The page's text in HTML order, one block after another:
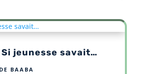
Si jeunesse savait…
BAABA